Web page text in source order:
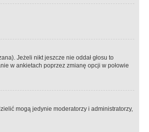
Jeżeli nikt jeszcze nie oddał głosu to
w ankietach poprzez zmianę opcji w połowie
mogą jedynie moderatorzy i administratorzy,